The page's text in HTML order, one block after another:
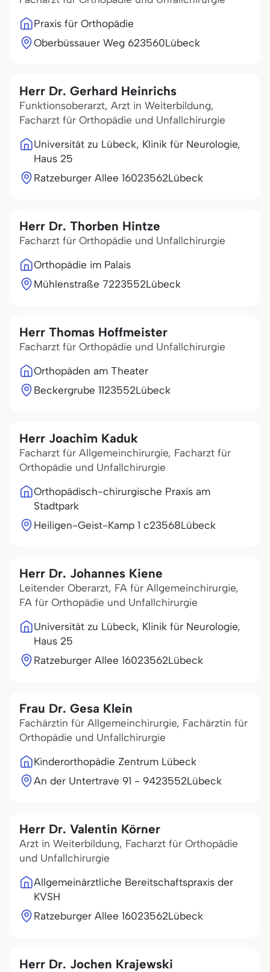
Praxis für Orthopädie
Oberbüssauer Weg 623560Lübeck
Herr Dr. Gerhard Heinrichs
Funktionsoberarzt, Arzt in Weiterbildung,
Facharzt für Orthopädie und Unfallchirurgie
Universität zu Lübeck, Klinik für Neurologie,
Haus 25
Ratzeburger Allee 16023562Lübeck
Herr Dr. Thorben Hintze
Facharzt für Orthopädie und Unfallchirurgie
Orthopädie im Palais
Mühlenstraße 7223552Lübeck
Herr Thomas Hoffmeister
Facharzt für Orthopädie und Unfallchirurgie
Orthopäden am Theater
Beckergrube 1123552Lübeck
Herr Joachim Kaduk
Facharzt für Allgemeinchirurgie, Facharzt für
Orthopädie und Unfallchirurgie
Orthopädisch-chirurgische Praxis am
Stadtpark
Heiligen-Geist-Kamp 1 c23568Lübeck
Herr Dr. Johannes Kiene
Leitender Oberarzt, FA für Allgemeinchirurgie,
FA für Orthopädie und Unfallchirurgie
Universität zu Lübeck, Klinik für Neurologie,
Haus 25
Ratzeburger Allee 16023562Lübeck
Frau Dr. Gesa Klein
Fachärztin für Allgemeinchirurgie, Fachärztin für
Orthopädie und Unfallchirurgie
Kinderorthopädie Zentrum Lübeck
An der Untertrave 91 - 9423552Lübeck
Herr Dr. Valentin Körner
Arzt in Weiterbildung, Facharzt für Orthopädie
und Unfallchirurgie
Allgemeinärztliche Bereitschaftspraxis der
KVSH
Ratzeburger Allee 16023562Lübeck
Herr Dr. Jochen Krajewski